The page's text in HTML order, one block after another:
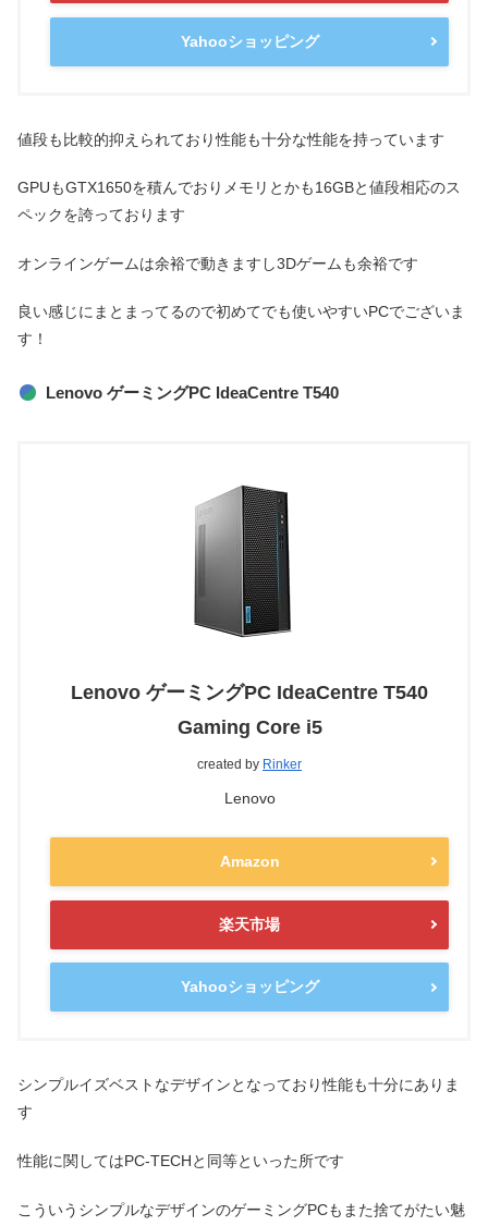
Yahooショッピング
値段も比較的抑えられており性能も十分な性能を持っています
GPUもGTX1650を積んでおりメモリとかも16GBと値段相応のス
ペックを誇っております
オンラインゲームは余裕で動きますし3Dゲームも余裕です
良い感じにまとまってるので初めてでも使いやすいPCでございま
す！
Lenovo ゲーミングPC IdeaCentre T540
Lenovo ゲーミングPC IdeaCentre T540
Gaming Core i5
created by Rinker
Lenovo
Amazon
楽天市場
Yahooショッピング
シンプルイズベストなデザインとなっており性能も十分にありま
す
性能に関してはPC-TECHと同等といった所です
こういうシンプルなデザインのゲーミングPCもまた捨てがたい魅